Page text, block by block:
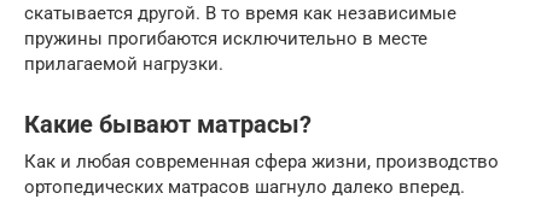
скатывается другой. В то время как независимые
пружины прогибаются исключительно в месте
прилагаемой нагрузки.
Какие бывают матрасы?
Как и любая современная сфера жизни, производство
ортопедических матрасов шагнуло далеко вперед.